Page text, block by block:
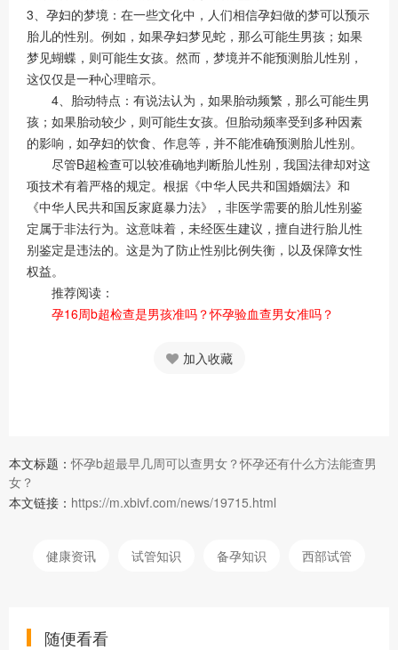
3、孕妇的梦境：在一些文化中，人们相信孕妇做的梦可以预示
胎儿的性别。例如，如果孕妇梦见蛇，那么可能生男孩；如果
梦见蝴蝶，则可能生女孩。然而，梦境并不能预测胎儿性别，
这仅仅是一种心理暗示。
4、胎动特点：有说法认为，如果胎动频繁，那么可能生男
孩；如果胎动较少，则可能生女孩。但胎动频率受到多种因素
的影响，如孕妇的饮食、作息等，并不能准确预测胎儿性别。
尽管B超检查可以较准确地判断胎儿性别，我国法律却对这
项技术有着严格的规定。根据《中华人民共和国婚姻法》和
《中华人民共和国反家庭暴力法》，非医学需要的胎儿性别鉴
定属于非法行为。这意味着，未经医生建议，擅自进行胎儿性
别鉴定是违法的。这是为了防止性别比例失衡，以及保障女性
权益。
推荐阅读：
孕16周b超检查是男孩准吗？怀孕验血查男女准吗？
加入收藏
本文标题：怀孕b超最早几周可以查男女？怀孕还有什么方法能查男
女？
本文链接： https://m.xbivf.com/news/19715.html
健康资讯 试管知识 备孕知识 西部试管
随便看看